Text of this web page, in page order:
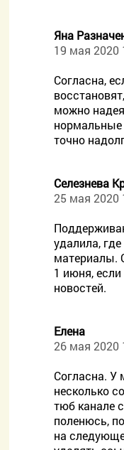
Яна
19 мая 2020
Согласна,
можно
нормальные
точно
Селезнева
25 мая 2020
удалила,
материалы.
1 июня,
новостей.
Елена
26 мая 2020
Согласна. У
несколько
тюб канале
поленюсь,
на